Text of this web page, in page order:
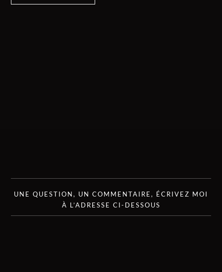
UNE QUESTION, UN COMMENTAIRE, ÉCRIVEZ MOI
À L’ADRESSE CI-DESSOUS